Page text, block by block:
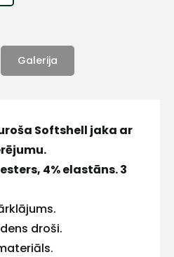
Galerija
Softshell jaka ar
4% elastāns. 3
droši.
ātrāk
Vārds
E-pasts
Kontakttālrunis